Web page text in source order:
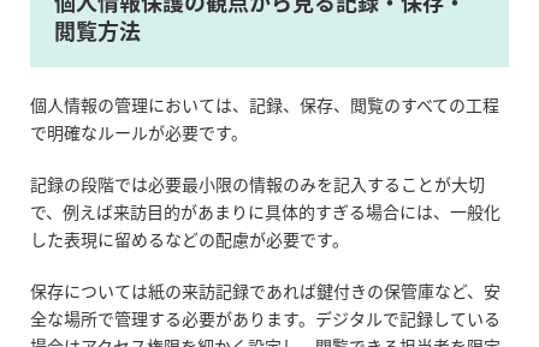
閲覧方法
個人情報の管理においては、記録、保存、閲覧のすべての工程
で明確なルールが必要です。
記録の段階では必要最小限の情報のみを記入することが大切
で、例えば来訪目的があまりに具体的すぎる場合には、一般化
した表現に留めるなどの配慮が必要です。
保存については紙の来訪記録であれば鍵付きの保管庫など、安
全な場所で管理する必要があります。デジタルで記録している